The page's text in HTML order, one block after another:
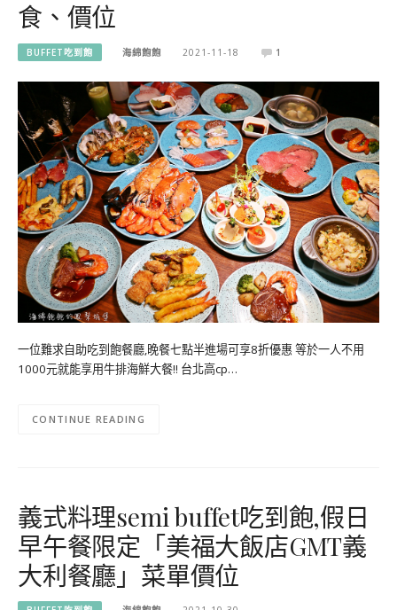
食、價位
BUFFET吃到飽 海綿飽飽 2021-11-18 1
一位難求自助吃到飽餐廳,晚餐七點半進場可享8折優惠 等於一人不用
1000元就能享用牛排海鮮大餐!! 台北高cp…
CONTINUE READING
義式料理semi buffet吃到飽,假日
早午餐限定「美福大飯店GMT義
大利餐廳」菜單價位